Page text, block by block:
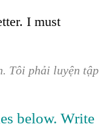
I must
Tôi phải luyện tập
below. Write